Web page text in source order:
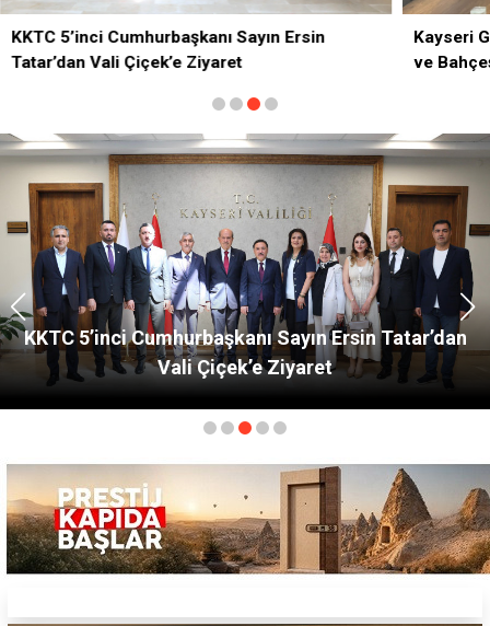
KKTC 5’inci Cumhurbaşkanı Sayın Ersin
Tatar’dan Vali Çiçek’e Ziyaret
Kayseri
ve
KKTC 5’inci Cumhurbaşkanı Sayın Ersin Tatar’dan
Vali Çiçek’e Ziyaret